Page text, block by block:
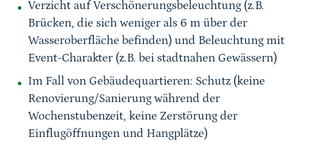
Verzicht auf Verschönerungsbeleuchtung (z.B.
Brücken, die sich weniger als 6 m über der
Wasseroberfläche befinden) und Beleuchtung mit
Event-Charakter (z.B. bei stadtnahen Gewässern)
Im Fall von Gebäudequartieren: Schutz (keine
Renovierung/Sanierung während der
Wochenstubenzeit, keine Zerstörung der
Einflugöffnungen und Hangplätze)
Sprungmarke